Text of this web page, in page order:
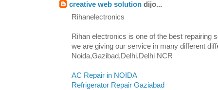
creative web solution dijo...
Rihanelectronics
Rihan electronics is one of the best repairing
we are giving our service in many different
Noida,Gazibad,Delhi,Delhi NCR
AC Repair in NOIDA
Refrigerator Repair Gaziabad